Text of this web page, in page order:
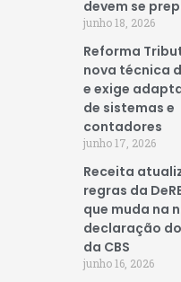
devem se
junho 18, 2026
Reforma
nova técnica
e exige
de sistemas e
contadores
junho 17, 2026
Receita
regras da
que muda na
declaração do
da CBS
junho 16, 2026